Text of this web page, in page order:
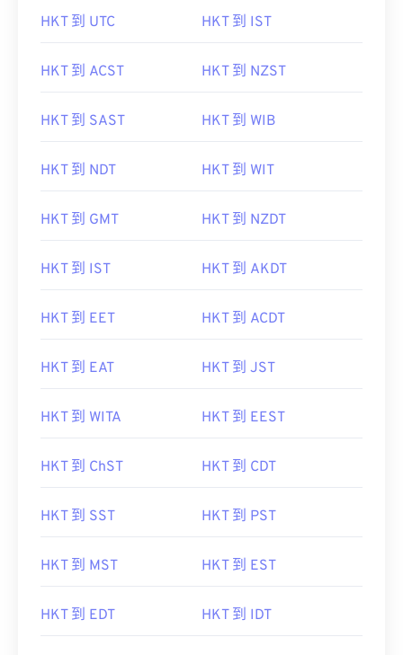
HKT 到 UTC HKT 到 IST
HKT 到 ACST HKT 到 NZST
HKT 到 SAST HKT 到 WIB
HKT 到 NDT HKT 到 WIT
HKT 到 GMT HKT 到 NZDT
HKT 到 IST HKT 到 AKDT
HKT 到 EET HKT 到 ACDT
HKT 到 EAT HKT 到 JST
HKT 到 WITA HKT 到 EEST
HKT 到 ChST HKT 到 CDT
HKT 到 SST HKT 到 PST
HKT 到 MST HKT 到 EST
HKT 到 EDT HKT 到 IDT